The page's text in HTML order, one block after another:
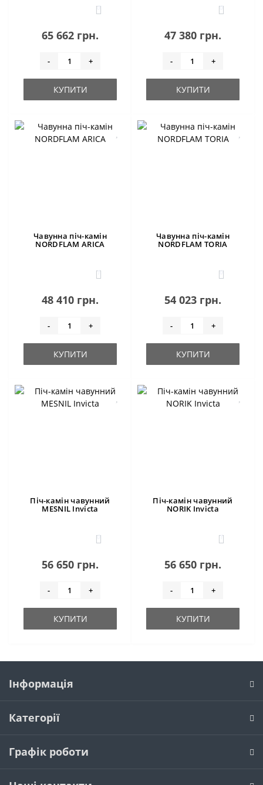
0
65 662 грн.
- +
КУПИТИ
0
47 380 грн.
- +
КУПИТИ
Чавунна піч-камін
NORDFLAM ARICA
1
48 410 грн.
- +
КУПИТИ
Чавунна піч-камін
NORDFLAM TORIA
0
54 023 грн.
- +
КУПИТИ
Піч-камін чавунний
MESNIL Invicta
0
56 650 грн.
- +
КУПИТИ
Піч-камін чавунний
NORIK Invicta
1
56 650 грн.
- +
КУПИТИ
Інформація
Категорії
Графік роботи